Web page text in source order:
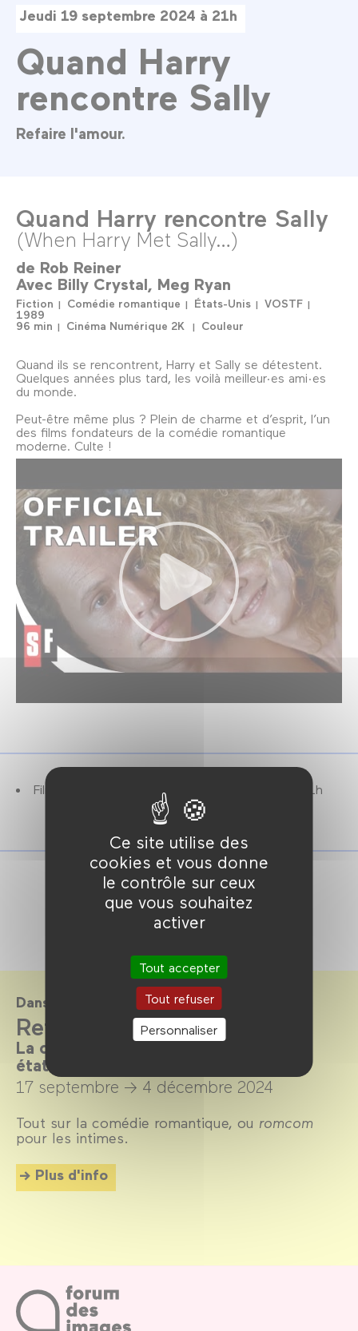
Ce site utilise des
cookies et vous donne
le contrôle sur ceux
que vous souhaitez
activer
Tout accepter
Tout refuser
Personnaliser
Jeudi 19 septembre 2024 à 21h
Quand Harry
rencontre Sally
Refaire l'amour.
Quand Harry rencontre Sally
(When Harry Met Sally…)
de Rob Reiner
Avec Billy Crystal Meg Ryan
Fiction Comédie romantique États-Unis
VOSTF
1989
96 min
Cinéma Numérique 2K Couleur
Quand ils se rencontrent, Harry et Sally se détestent.
Quelques années plus tard, les voilà meilleur·es ami·es
du monde.
Peut-être même plus ? Plein de charme et d’esprit, l’un
des films fondateurs de la comédie romantique
moderne. Culte !
Film également programmé à 21h
Dans le cadre de
Refaire l'amour
La comédie romantique dans tous ses
états
17 septembre → 4 décembre 2024
Tout sur la comédie romantique, ou romcom
pour les intimes.
Plus d'info